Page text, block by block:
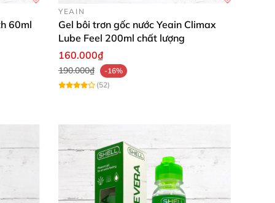
60ml
YEAIN
Gel bôi trơn gốc nước Yeain Climax
Lube Feel 200ml chất lượng
160.000₫
190.000₫
-16%
(52)